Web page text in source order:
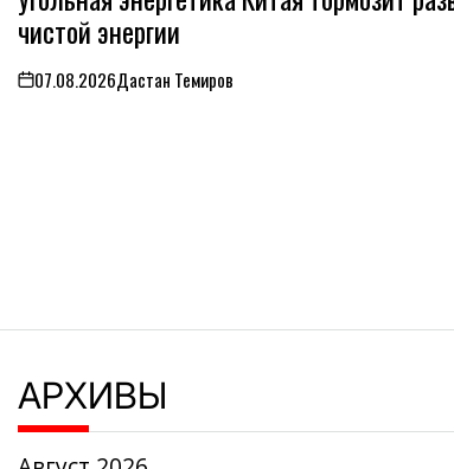
чистой энергии
on07.08.2026Дастан Темиров
АРХИВЫ